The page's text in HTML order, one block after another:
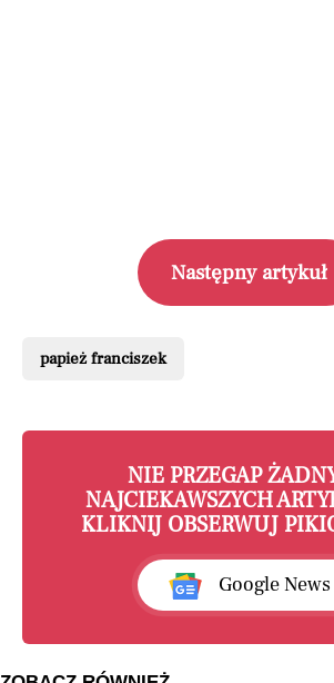
Następny artykuł
papież franciszek
NIE PRZEGAP
NAJCIEKAWSZYCH
KLIKNIJ OBSERWUJ
Google News